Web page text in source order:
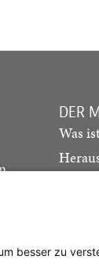
DER
Was
besser zu